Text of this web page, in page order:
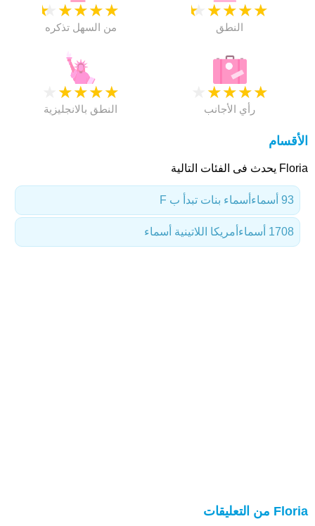
★
★
★
★
★
من السهل تذكره
★
★
★
★
★
النطق
★
★
★
★
النطق بالانجليزية
★
★
★
★
رأي الأجانب
الأقسام
Floria يحدث فى الفئات التالية
أسماء بنات تبدأ ب F 93 أسماء
أمريكا اللاتينية أسماء 1708 أسماء
Floria من التعليقات